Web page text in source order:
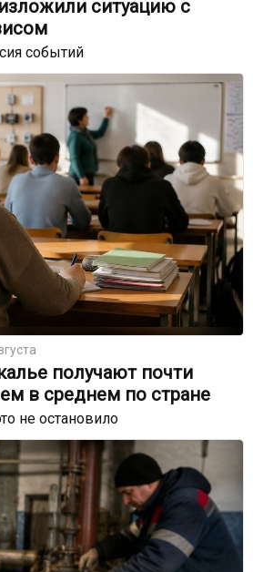
ситуацию с
событий
получают почти
в среднем по стране
не остановило